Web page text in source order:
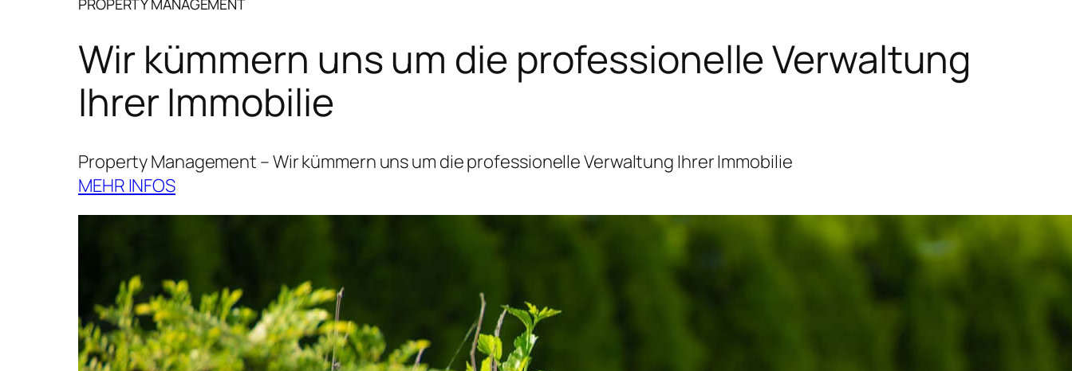
PROPERTY MANAGEMENT
Wir kümmern uns um die professionelle Verwaltung
Ihrer Immobilie
Property Management – Wir kümmern uns um die professionelle Verwaltung Ihrer Immobilie
MEHR INFOS